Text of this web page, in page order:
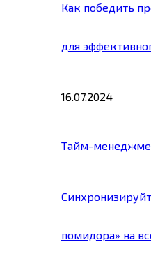
Как победить
для
16.07.2024
Тайм-
помидора» на